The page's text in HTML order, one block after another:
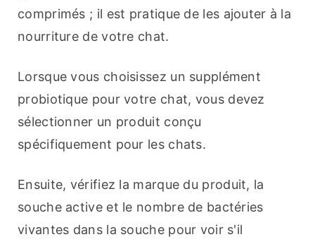
comprimés ; il est pratique de les ajouter à la
nourriture de votre chat.
Lorsque vous choisissez un supplément
probiotique pour votre chat, vous devez
sélectionner un produit conçu
spécifiquement pour les chats.
Ensuite, vérifiez la marque du produit, la
souche active et le nombre de bactéries
vivantes dans la souche pour voir s'il